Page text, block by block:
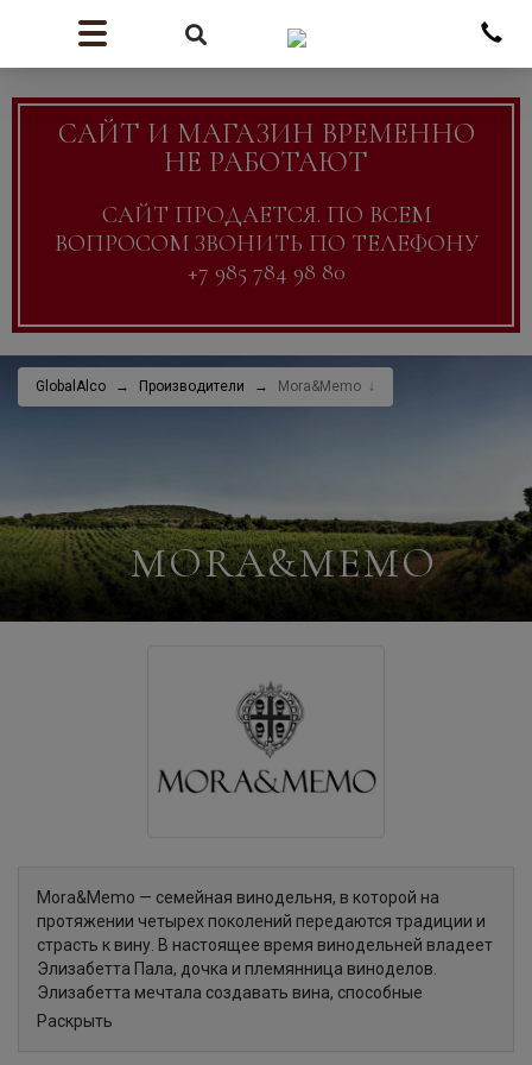
САЙТ И МАГАЗИН ВРЕМЕННО
НЕ РАБОТАЮТ
САЙТ ПРОДАЕТСЯ. ПО ВСЕМ
ВОПРОСОМ ЗВОНИТЬ ПО ТЕЛЕФОНУ
+7 985 784 98 80
GlobalAlco Производители Mora&Memo
MORA&MEMO
Mora&Memo — семейная винодельня, в которой на
протяжении четырех поколений передаются традиции и
страсть к вину. В настоящее время винодельней владеет
Элизабетта Пала, дочка и племянница виноделов.
Элизабетта мечтала создавать вина, способные
выразить родную землю и характер самой женщины.
Раскрыть